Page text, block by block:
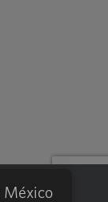
de privacidad
México